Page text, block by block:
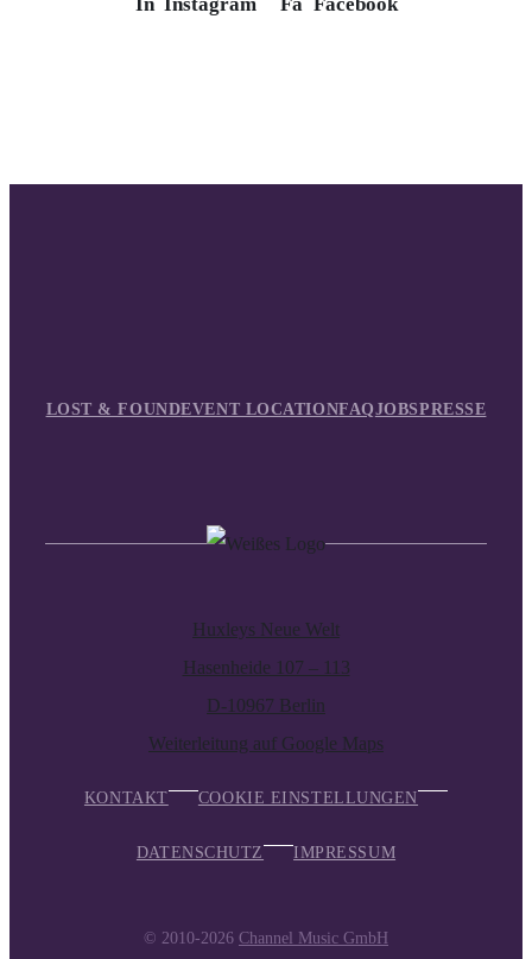
LOST & FOUNDEVENT LOCATIONFAQJOBSPRESSE
Huxleys Neue Welt
Hasenheide 107 – 113
D-10967 Berlin
Weiterleitung auf Google Maps
KONTAKT COOKIE EINSTELLUNGEN
DATENSCHUTZ IMPRESSUM
© 2010-2026 Channel Music GmbH